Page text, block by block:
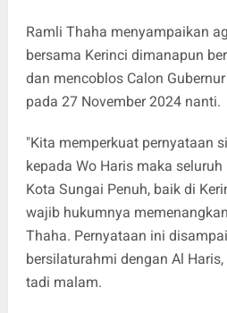
Ramli Thaha menyampaikan
bersama Kerinci dimanapun
dan mencoblos Calon
pada 27 November 2024 nanti.
"Kita memperkuat pernyataan
kepada Wo Haris maka
Kota Sungai Penuh, baik di
wajib hukumnya
Thaha. Pernyataan ini
bersilaturahmi dengan Al
tadi malam.